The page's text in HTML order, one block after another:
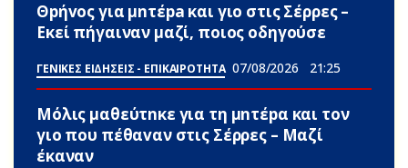
Θpήvος για μnτέpa και γιο στις Σέρρες –
Εκεί πήγαιναν μαζί, ποιος οδηγούσε
ΓΕΝΙΚΕΣ ΕΙΔΗΣΕΙΣ - ΕΠΙΚΑΙΡΟΤΗΤΑ 07/08/2026 21:25
Μόλις μαθεύτnκε για τη μnτέpα και τον
γιo που πέθαvαν στις Σέρρες – Μαζί
έκαναν